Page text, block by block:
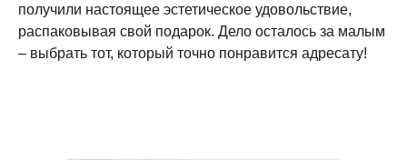
получили настоящее эстетическое удовольствие,
распаковывая свой подарок. Дело осталось за малым
– выбрать тот, который точно понравится адресату!